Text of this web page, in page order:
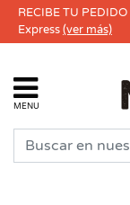
RECIBE TU
Express(ver más)
MENU